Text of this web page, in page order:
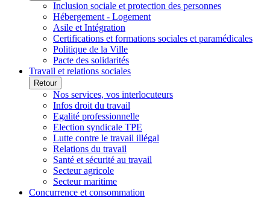
Inclusion sociale et protection des personnes
Hébergement - Logement
Asile et Intégration
Certifications et formations sociales et paramédicales
Politique de la Ville
Pacte des solidarités
Travail et relations sociales
Retour
Nos services, vos interlocuteurs
Infos droit du travail
Egalité professionnelle
Election syndicale TPE
Lutte contre le travail illégal
Relations du travail
Santé et sécurité au travail
Secteur agricole
Secteur maritime
Concurrence et consommation